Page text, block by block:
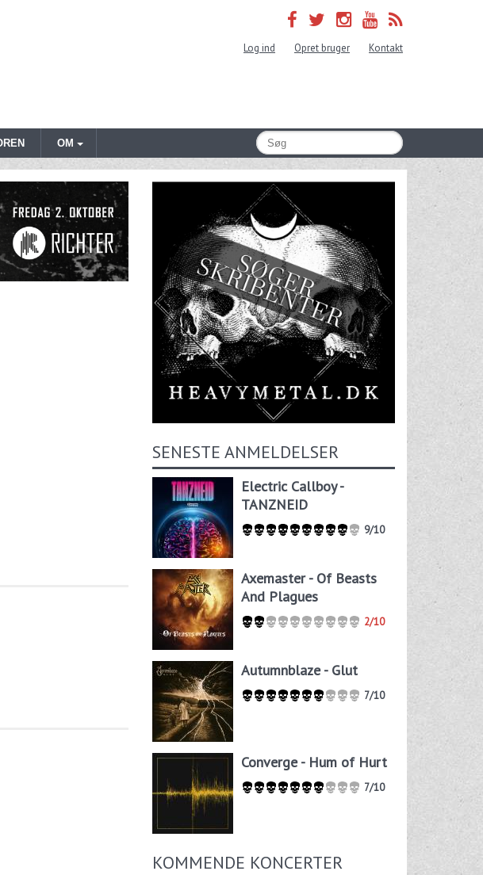
Log ind Opret bruger Kontakt
OM
SENESTE ANMELDELSER
Electric Callboy -
TANZNEID
9/10
Axemaster - Of Beasts
And Plagues
2/10
Autumnblaze - Glut
7/10
Converge - Hum of Hurt
7/10
KOMMENDE KONCERTER